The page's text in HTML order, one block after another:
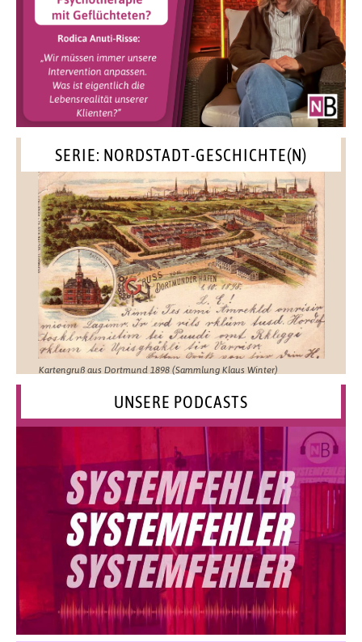
SERIE: NORDSTADT-GESCHICHTE(N)
Kartengruß aus Dortmund 1898 (Sammlung Klaus Winter)
UNSERE PODCASTS